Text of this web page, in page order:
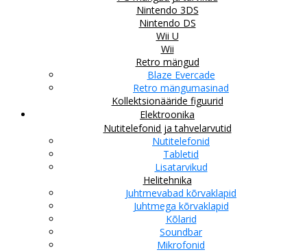
Nintendo 3DS
Nintendo DS
Wii U
Wii
Retro mängud
Blaze Evercade
Retro mängumasinad
Kollektsionääride figuurid
Elektroonika
Nutitelefonid ja tahvelarvutid
Nutitelefonid
Tabletid
Lisatarvikud
Helitehnika
Juhtmevabad kõrvaklapid
Juhtmega kõrvaklapid
Kõlarid
Soundbar
Mikrofonid